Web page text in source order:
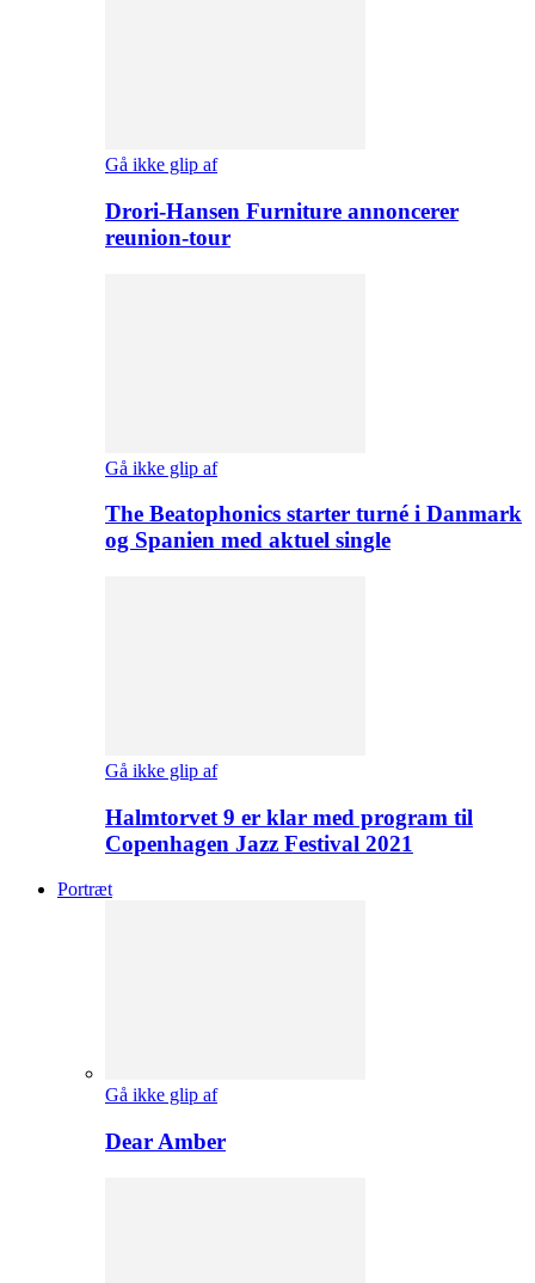
Gå ikke glip af
Drori-Hansen Furniture annoncerer
reunion-tour
Gå ikke glip af
The Beatophonics starter turné i Danmark
og Spanien med aktuel single
Gå ikke glip af
Halmtorvet 9 er klar med program til
Copenhagen Jazz Festival 2021
Portræt
Gå ikke glip af
Dear Amber